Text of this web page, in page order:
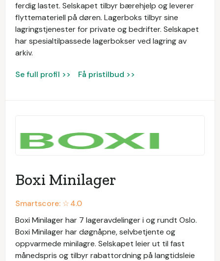
ferdig lastet. Selskapet tilbyr bærehjelp og leverer
flyttemateriell på døren. Lagerboks tilbyr sine
lagringstjenester for private og bedrifter. Selskapet
har spesialtilpassede lagerbokser ved lagring av
arkiv.
Se full profil >> Få pristilbud >>
Boxi Minilager
Smartscore: ☆4.0
Boxi Minilager har 7 lageravdelinger i og rundt Oslo.
Boxi Minilager har døgnåpne, selvbetjente og
oppvarmede minilagre. Selskapet leier ut til fast
månedspris og tilbyr rabattordning på langtidsleie